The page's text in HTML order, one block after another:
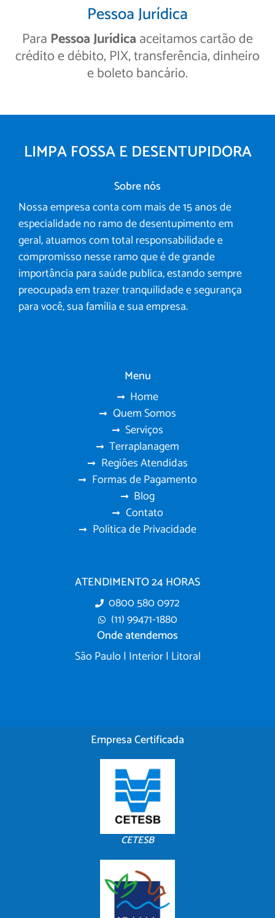
Pessoa Jurídica
Para Pessoa Jurídicaaceitamos cartão de
crédito e débito, PIX, transferência, dinheiro
e boleto bancário.
LIMPA FOSSA E DESENTUPIDORA
Sobre nós
Nossa empresa conta com mais de 15 anos de
especialidade no ramo de desentupimento em
geral, atuamos com total responsabilidade e
compromisso nesse ramo que é de grande
importância para saúde publica, estando sempre
preocupada em trazer tranquilidade e segurança
para você, sua família e sua empresa.
Menu
Home
Quem Somos
Serviços
Terraplanagem
Regiões Atendidas
Formas de Pagamento
Blog
Contato
Política de Privacidade
ATENDIMENTO 24 HORAS
0800 580 0972
(11) 99471-1880
Onde atendemos
São Paulo | Interior | Litoral
Empresa Certificada
CETESB